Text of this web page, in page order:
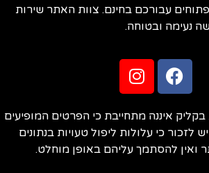
עבורכם בחינם. צוות האתר שירות
נעימה ובטוחה.
איננה מתחייבת כי הפרטים המופיעים
לזכור כי עלולות ליפול טעויות בנתונים
ואין להסתמך עליהם באופן מוחלט.